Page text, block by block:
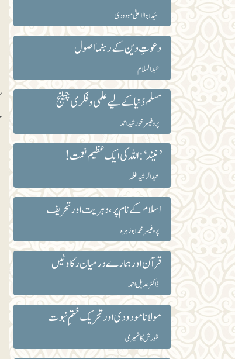
سیّد ابوالاعلیٰ مودودی
دعوتِ دین کے رہنما اصول
عبدالسلام
مسلم دُنیا کے لیے علمی و فکری چیلنج
پروفیسر خورشید احمد
’نیند‘:اللہ کی ایک عظیم نعمت!
عبدالرشید طلحہ
اسلام کے نام پر، دہریت اور تحریف
پروفیسر محمد ابوزہرہ
قرآن اور ہمارے درمیان رکاوٹیں
ڈاکٹر عدیل احمد
مولانا مودودی اور تحریک ختمِ نبوت
شورش کاشمیری